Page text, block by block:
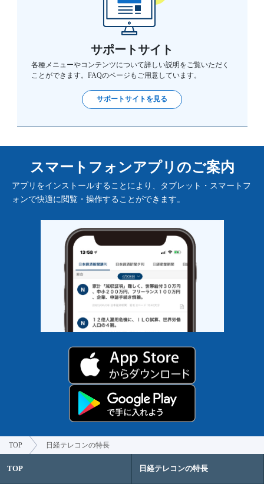
サポートサイト
各種メニューやコンテンツについて詳しい説明をご覧いただく
ことができます。FAQのページもご用意しています。
サポートサイトを見る
スマートフォンアプリのご案内
アプリをインストールすることにより、タブレット・スマートフ
ォンで快適に閲覧・操作することができます。
TOP 日経テレコンの特長
TOP 日経テレコンの特長